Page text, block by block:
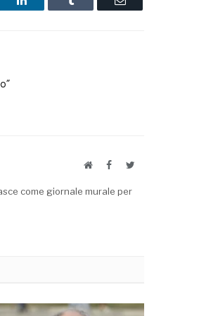
WebsiteFacebookTwitter
come giornale murale per